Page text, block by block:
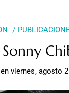
en viernes, agosto